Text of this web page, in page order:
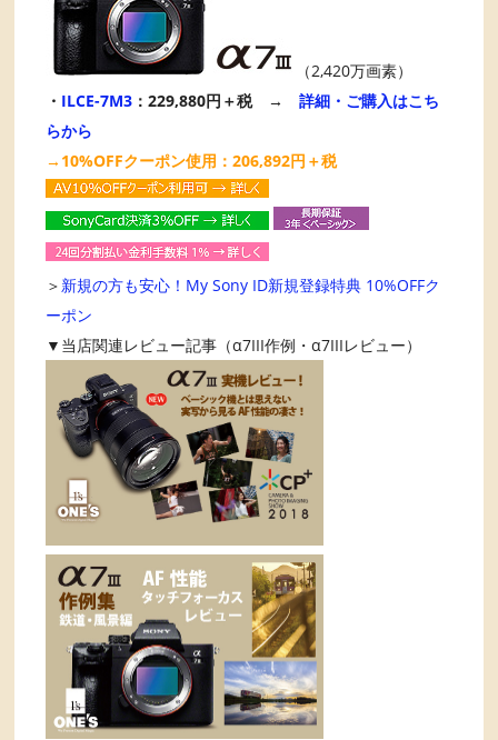
（2,420万画素）
・ ILCE-7M3 ：229,880円＋税 →詳細・ご購入はこち
らから
→10%OFFクーポン使用：206,892円＋税
＞ 新規の方も安心！My Sony ID新規登録特典 10%OFFク
ーポン
▼当店関連レビュー記事（α7III作例・α7IIIレビュー）